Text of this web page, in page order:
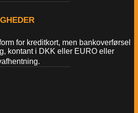
for kreditkort, men bankoverførsel
kontant i DKK eller EURO eller